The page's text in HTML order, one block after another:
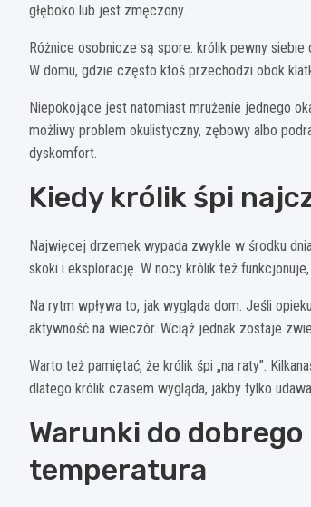
głęboko lub jest zmęczony.
Różnice osobnicze są spore: królik pewny
W domu, gdzie często ktoś przechodzi obok
Niepokojące jest natomiast mrużenie jednego
możliwy problem okulistyczny, zębowy albo
dyskomfort.
Kiedy królik śpi
Najwięcej drzemek wypada zwykle w środku
skoki i eksplorację. W nocy królik też
Na rytm wpływa to, jak wygląda dom. Jeśli
aktywność na wieczór. Wciąż jednak zostaje
Warto też pamiętać, że królik śpi „na raty”.
dlatego królik czasem wygląda, jakby tylko
Warunki do
temperatura